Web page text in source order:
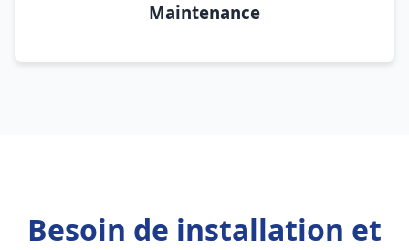
Maintenance
Besoin de installation et